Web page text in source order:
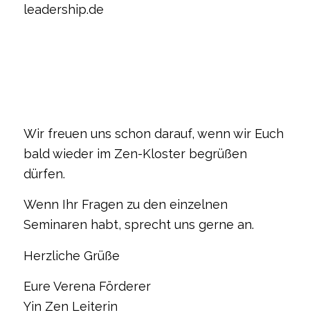
leadership.de
Wir freuen uns schon darauf, wenn wir Euch
bald wieder im Zen-Kloster begrüßen
dürfen.
Wenn Ihr Fragen zu den einzelnen
Seminaren habt, sprecht uns gerne an.
Herzliche Grüße
Eure Verena Förderer
Yin Zen Leiterin